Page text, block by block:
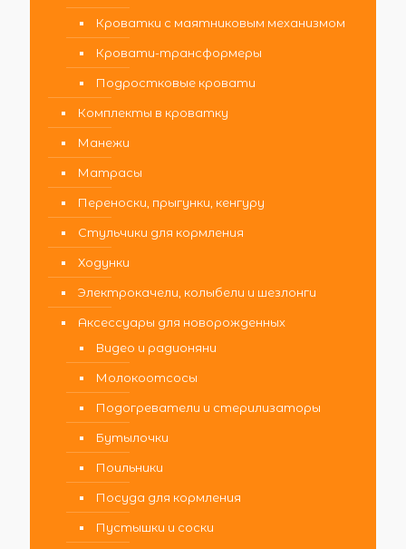
Кроватки с маятниковым механизмом
Кровати-трансформеры
Подростковые кровати
Комплекты в кроватку
Манежи
Матрасы
Переноски, прыгунки, кенгуру
Стульчики для кормления
Ходунки
Электрокачели, колыбели и шезлонги
Аксессуары для новорожденных
Видео и радионяни
Молокоотсосы
Подогреватели и стерилизаторы
Бутылочки
Поильники
Посуда для кормления
Пустышки и соски